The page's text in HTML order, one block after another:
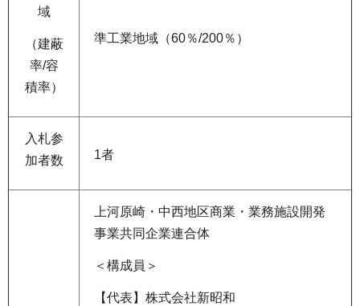
域
（建蔽
率/容
積率）
準工業地域（60％/200％）
入札参
加者数
1者
上河原崎・中西地区商業・業務施設開発
事業共同企業連合体
＜構成員＞
【代表】株式会社新昭和